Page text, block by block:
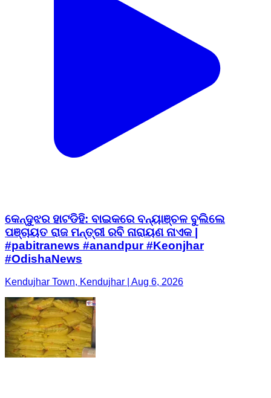
କେନ୍ଦୁଝର ହାଟଡିହି: ବାଇକରେ ବନ୍ୟାଞ୍ଚଳ ବୁଲିଲେ
ପଞ୍ଚାୟତ ରାଜ ମନ୍ତ୍ରୀ ରବି ନାରାୟଣ ନାଏକ |
#pabitranews #anandpur #Keonjhar
#OdishaNews
Kendujhar Town, Kendujhar | Aug 6, 2026